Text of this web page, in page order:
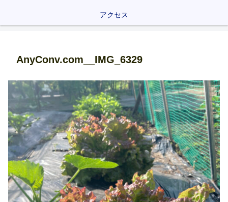
アクセス
AnyConv.com__IMG_6329